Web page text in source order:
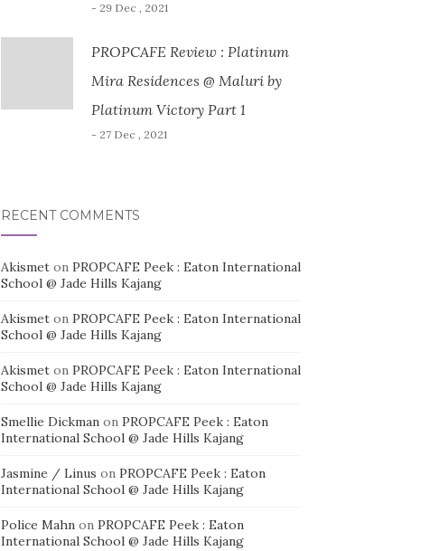
- 29 Dec , 2021
PROPCAFE Review : Platinum
Mira Residences @ Maluri by
Platinum Victory Part 1
- 27 Dec , 2021
RECENT COMMENTS
Akismeton PROPCAFE Peek : Eaton International
School @ Jade Hills Kajang
Akismeton PROPCAFE Peek : Eaton International
School @ Jade Hills Kajang
Akismeton PROPCAFE Peek : Eaton International
School @ Jade Hills Kajang
Smellie Dickmanon PROPCAFE Peek : Eaton
International School @ Jade Hills Kajang
Jasmine / Linus on PROPCAFE Peek : Eaton
International School @ Jade Hills Kajang
Police Mahnon PROPCAFE Peek : Eaton
International School @ Jade Hills Kajang